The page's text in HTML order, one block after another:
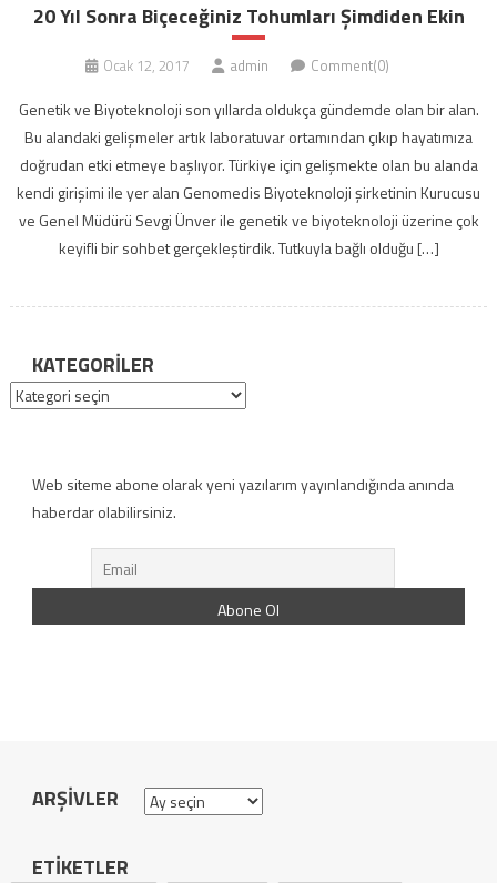
20 Yıl Sonra Biçeceğiniz Tohumları Şimdiden Ekin
Ocak 12, 2017 admin Comment(0)
Genetik ve Biyoteknoloji son yıllarda oldukça gündemde olan bir alan.
Bu alandaki gelişmeler artık laboratuvar ortamından çıkıp hayatımıza
doğrudan etki etmeye başlıyor. Türkiye için gelişmekte olan bu alanda
kendi girişimi ile yer alan Genomedis Biyoteknoloji şirketinin Kurucusu
ve Genel Müdürü Sevgi Ünver ile genetik ve biyoteknoloji üzerine çok
keyifli bir sohbet gerçekleştirdik. Tutkuyla bağlı olduğu […]
KATEGORILER
Kategoriler
Web siteme abone olarak yeni yazılarım yayınlandığında anında
haberdar olabilirsiniz.
ARŞIVLER Arşivler
ETIKETLER